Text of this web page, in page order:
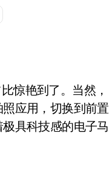
惊艳到了。当然，
应用，切换到前置
具科技感的电子马